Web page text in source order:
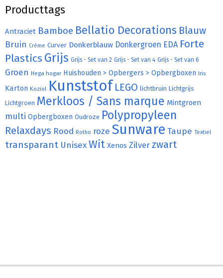
Producttags
Antraciet Bamboe Bellatio Decorations Blauw
Bruin Crème Curver Donkerblauw Donkergroen EDA Forte
Plastics Grijs Grijs - Set van 2 Grijs - Set van 4 Grijs - Set van 6
Groen Hega hogar Huishouden > Opbergers > Opbergboxen Iris
Karton Koziol Kunststof LEGO lichtbruin Lichtgrijs
Lichtgroen Merkloos / Sans marque Mintgroen
multi Opbergboxen Oudroze Polypropyleen
Relaxdays Rood Rotho roze Sunware Taupe Textiel
transparant UnisexWit Xenos Zilver zwart